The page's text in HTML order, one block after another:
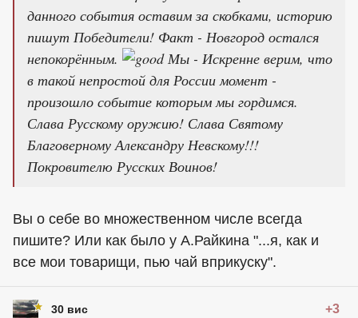
данного события оставим за скобками, историю
пишут Победители! Факт - Новгород остался
непокорённым.
Мы - Искренне верим, что
в такой непростой для России момент -
произошло событие которым мы гордимся.
Слава Русскому оружию! Слава Святому
Благоверному Александру Невскому!!!
Покровителю Русских Воинов!
Вы о себе во множественном числе всегда
пишите? Или как было у А.Райкина "...я, как и
все мои товарищи, пью чай вприкуску".
30 вис +3